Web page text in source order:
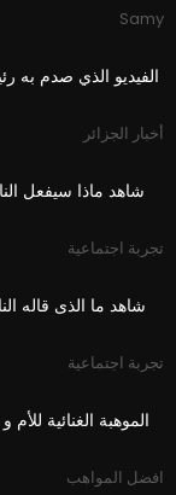
Samy
الفيديو الذي صدم به
أخبار الجزائر
شاهد ماذا سيفعل
تجربة اجتماعية
شاهد ما الذى قاله
تجربة اجتماعية
الموهبة الغنائية
افضل المواهب